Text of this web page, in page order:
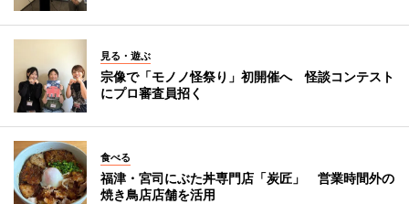
見る・遊ぶ
宗像で「モノノ怪祭り」初開催へ 怪談コンテスト
にプロ審査員招く
食べる
福津・宮司にぶた丼専門店「炭匠」 営業時間外の
焼き鳥店店舗を活用